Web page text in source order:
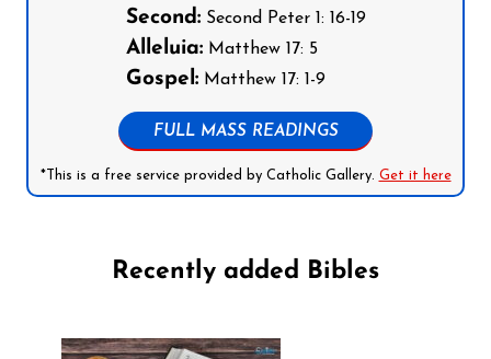
Second:Second Peter 1: 16-19
Alleluia:Matthew 17: 5
Gospel:Matthew 17: 1-9
FULL MASS READINGS
*This is a free service provided by Catholic Gallery. Get it here
Recently added Bibles